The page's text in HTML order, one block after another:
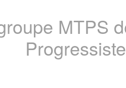
MTPS